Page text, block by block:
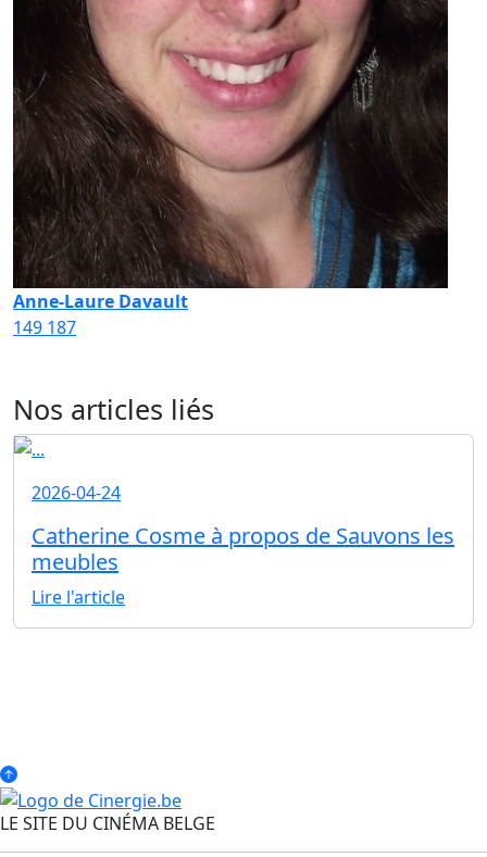
Anne-Laure Davault
149 187
Nos articles liés
2026-04-24
Catherine Cosme à propos de Sauvons les
meubles
Lire l'article
LE SITE DU CINÉMA BELGE